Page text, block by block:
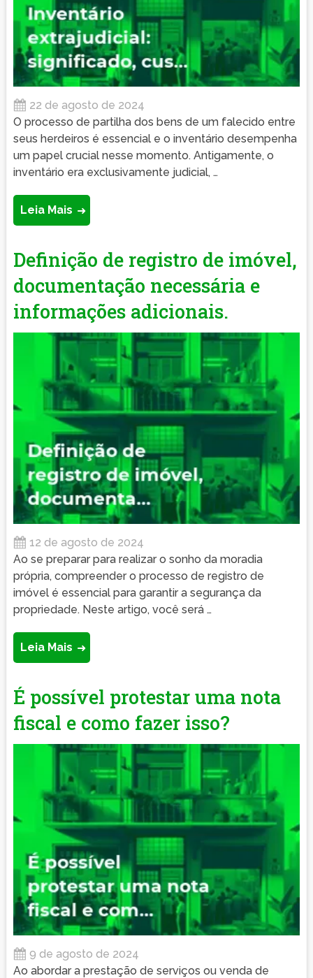
22 de agosto de 2024
O processo de partilha dos bens de um falecido entre
seus herdeiros é essencial e o inventário desempenha
um papel crucial nesse momento. Antigamente, o
inventário era exclusivamente judicial, …
Leia Mais
Definição de registro de imóvel,
documentação necessária e
informações adicionais.
12 de agosto de 2024
Ao se preparar para realizar o sonho da moradia
própria, compreender o processo de registro de
imóvel é essencial para garantir a segurança da
propriedade. Neste artigo, você será …
Leia Mais
É possível protestar uma nota
fiscal e como fazer isso?
9 de agosto de 2024
Ao abordar a prestação de serviços ou venda de